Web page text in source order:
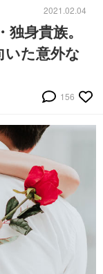
2021.02.04
身貴族。
いた意外な
156